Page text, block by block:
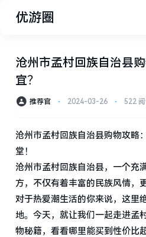
优游圈
沧州市孟村回族自治县
宜？
推荐官 ⋅ 2024-03-26 ⋅ 522
沧州市孟村回族自治县购物攻略
堂！
沧州市孟村回族自治县，一个充
方，不仅有着丰富的民族风情，
对于热爱潮生活的你来说，这里
地。今天，就让我们一起走进孟
物秘籍，看看哪里能买到性价比